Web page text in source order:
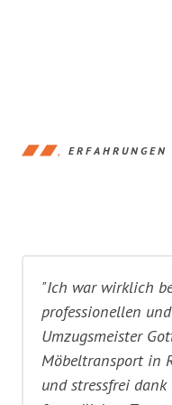
ERFAHRUNGEN
"Ich war wirklich
professionellen
Umzugsmeister
Möbeltransport in
und stressfrei